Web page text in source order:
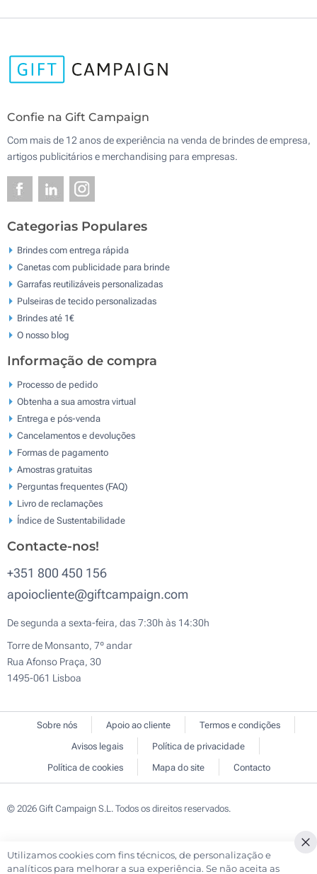
Confie na Gift Campaign
Com mais de 12 anos de experiência na venda de brindes de empresa,
artigos publicitários e merchandising para empresas.
Categorias Populares
Brindes com entrega rápida
Canetas com publicidade para brinde
Garrafas reutilizáveis personalizadas
Pulseiras de tecido personalizadas
Brindes até 1€
O nosso blog
Informação de compra
Processo de pedido
Obtenha a sua amostra virtual
Entrega e pós-venda
Cancelamentos e devoluções
Formas de pagamento
Amostras gratuitas
Perguntas frequentes (FAQ)
Livro de reclamaçōes
Índice de Sustentabilidade
Contacte-nos!
+351 800 450 156
apoiocliente@giftcampaign.com
De segunda a sexta-feira, das 7:30h às 14:30h
Torre de Monsanto, 7º andar
Rua Afonso Praça, 30
1495-061 Lisboa
Sobre nós Apoio ao cliente
Termos e condições
Avisos legais
Política de privacidade
Política de cookies
Mapa do site Contacto
© 2026 Gift Campaign S.L. Todos os direitos reservados.
Utilizamos cookies com fins técnicos, de personalização e
analíticos para melhorar a sua experiência. Se não aceita as